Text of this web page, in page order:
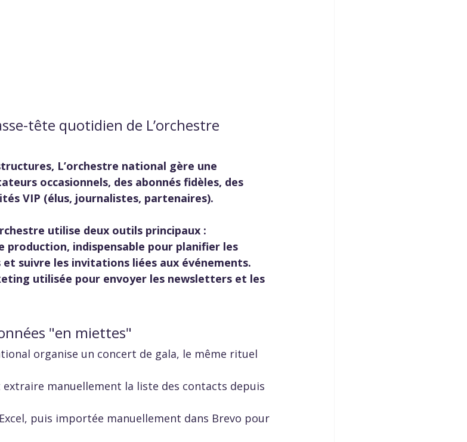
tête quotidien de L’orchestre
L’orchestre national gère une
occasionnels, des abonnés fidèles, des
VIP (élus, journalistes, partenaires).
utilise deux outils principaux :
indispensable pour planifier les
suivre les invitations liées aux événements.
utilisée pour envoyer les newsletters et les
"en miettes"
organise un concert de gala, le même rituel
manuellement la liste des contacts depuis
puis importée manuellement dans Brevo pour